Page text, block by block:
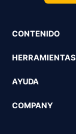
CONTENIDO
HERRAMIENTAS
AYUDA
COMPANY